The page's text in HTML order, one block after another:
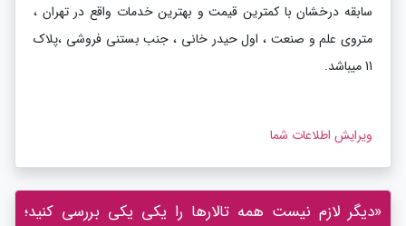
سابقه درخشان با کمترین قیمت و بهترین خدمات واقع در تهران ،
متروی علم و صنعت ، اول حیدر خانی ، جنب بستنی فروشی ،پلاک
11 میباشد.
ویرایش اطلاعات شما
«دیگر لازم نیست همه تالارها را یکی یکی بررسی کنید؛